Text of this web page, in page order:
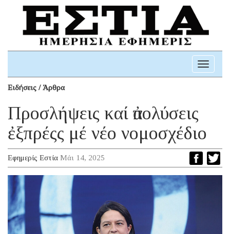
Toggle
Ειδήσεις / Άρθρα
Προσλήψεις καί ἀπολύσεις
ἐξπρέςς μέ νέο νομοσχέδιο
Εφημερίς Εστία Μάι 14, 2025